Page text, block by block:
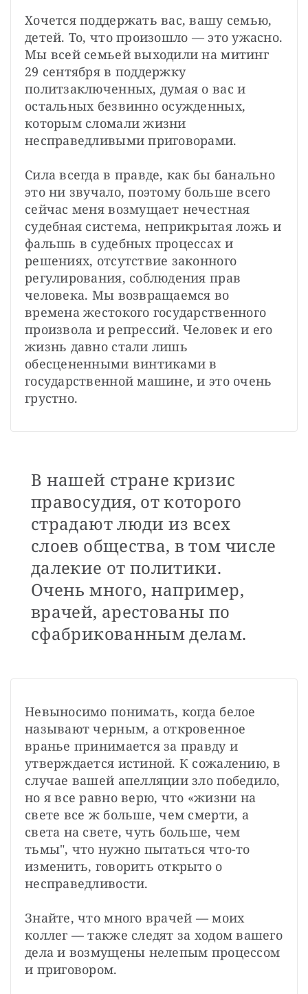
Хочется поддержать вас, вашу семью,
детей. То, что произошло — это ужасно.
Мы всей семьей выходили на митинг
29 сентября в поддержку
политзаключенных, думая о вас и
остальных безвинно осужденных,
которым сломали жизни
несправедливыми приговорами.
Сила всегда в правде, как бы банально
это ни звучало, поэтому больше всего
сейчас меня возмущает нечестная
судебная система, неприкрытая ложь и
фальшь в судебных процессах и
решениях, отсутствие законного
регулирования, соблюдения прав
человека. Мы возвращаемся во
времена жестокого государственного
произвола и репрессий. Человек и его
жизнь давно стали лишь
обесцененными винтиками в
государственной машине, и это очень
грустно.
В нашей стране кризис
правосудия, от которого
страдают люди из всех
слоев общества, в том числе
далекие от политики.
Очень много, например,
врачей, арестованы по
сфабрикованным делам.
Невыносимо понимать, когда белое
называют черным, а откровенное
вранье принимается за правду и
утверждается истиной. К сожалению, в
случае вашей апелляции зло победило,
но я все равно верю, что «жизни на
свете все ж больше, чем смерти, а
света на свете, чуть больше, чем
тьмы", что нужно пытаться что-то
изменить, говорить открыто о
несправедливости.
Знайте, что много врачей — моих
коллег — также следят за ходом вашего
дела и возмущены нелепым процессом
и приговором.